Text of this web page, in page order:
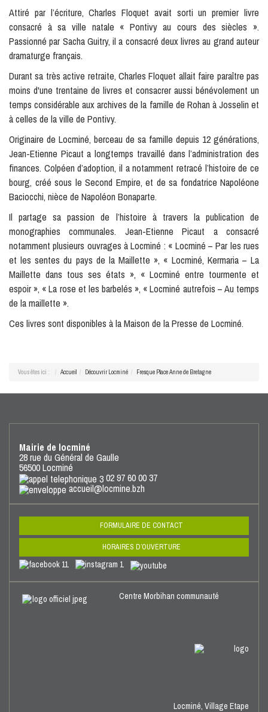
Attiré par l’écriture, Charles Floquet avait sorti un premier livre
consacré à sa ville natale « Pontivy au cours des siècles ».
Passionné par Sacha Guitry, il a consacré deux livres au grand auteur
dramaturge français.
Durant sa très active retraite, Charles Floquet allait faire paraître pas
moins d'une trentaine de livres et consacrer aussi bénévolement un
temps considérable aux archives de la famille de Rohan à Josselin et
à celles de la ville de Pontivy.
Originaire de Locminé, berceau de sa famille depuis 12 générations,
Jean-Etienne Picaut a longtemps travaillé dans l’administration des
finances. Colpéen d’adoption, il a notamment retracé l’histoire de ce
bourg, créé sous le Second Empire, et de sa fondatrice Napoléone
Baciocchi, nièce de Napoléon Bonaparte.
Il partage sa passion de l’histoire à travers la publication de
monographies communales. Jean-Etienne Picaut a consacré
notamment plusieurs ouvrages à Locminé : « Locminé – Par les rues
et les sentes du pays de la Maillette », « Locminé, Kermaria – La
Maillette dans tous ses états », « Locminé entre tourmente et
espoir », « La rose et les barbelés », « Locminé autrefois – Au temps
de la maillette ».
Ces livres sont disponibles à la Maison de la Presse de Locminé.
Vous êtes ici : Accueil Découvrir Locminé Fresque Place Anne de Bretagne
Mairie de locminé
28 rue du Général de Gaulle
56500 Locminé
02 97 60 00 37
accueil@locmine.bzh
FORMULAIRE DE CONTACT
HORAIRES D’OUVERTURE
Centre Morbihan communauté
Locminé, Village Etape